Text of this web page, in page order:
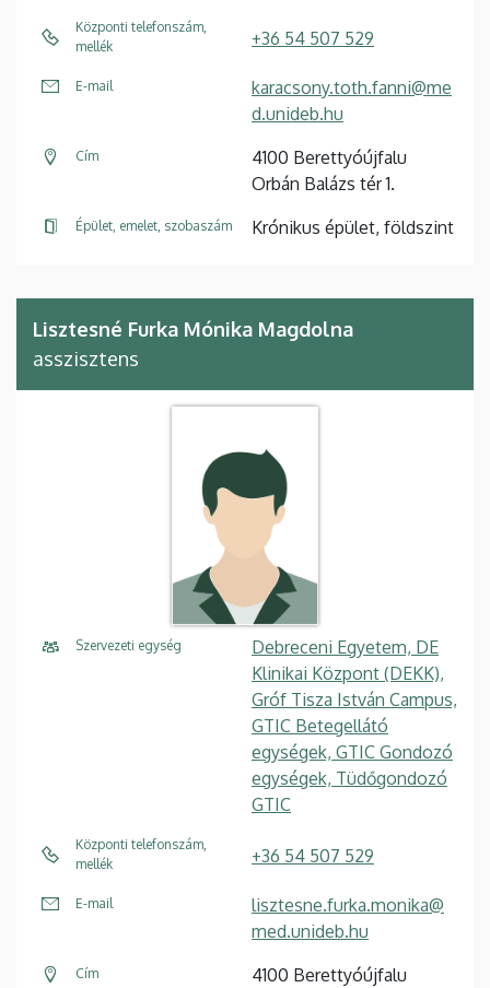
Központi telefonszám,
mellék
+36 54 507 529
E-mail
karacsony.toth.fanni@me
d.unideb.hu
Cím
4100 Berettyóújfalu
Orbán Balázs tér 1.
Épület, emelet, szobaszám Krónikus épület, földszint
Lisztesné Furka Mónika Magdolna
asszisztens
Szervezeti egység
Debreceni Egyetem, DE
Klinikai Központ (DEKK),
Gróf Tisza István Campus,
GTIC Betegellátó
egységek, GTIC Gondozó
egységek, Tüdőgondozó
GTIC
Központi telefonszám,
mellék
+36 54 507 529
E-mail
lisztesne.furka.monika@
med.unideb.hu
Cím
4100 Berettyóújfalu